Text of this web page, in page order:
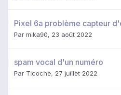
Pixel 6a problème capteur
Par mika90, 23 août 2022
spam vocal d'un numéro
Par Ticoche, 27 juillet 2022